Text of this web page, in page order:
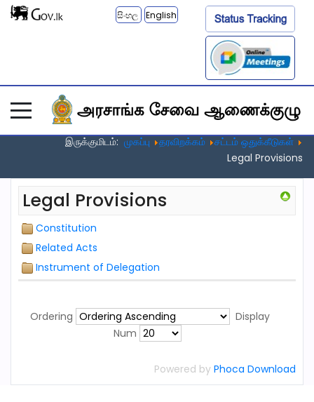
සිංහල English
இருக்குமிடம்: முகப்பு தரவிறக்கம்
சட்டம் ஒதுக்கீடுகள்
Legal Provisions
Legal Provisions
Constitution
Related Acts
Instrument of Delegation
Ordering
Display
Num
Powered by Phoca Download